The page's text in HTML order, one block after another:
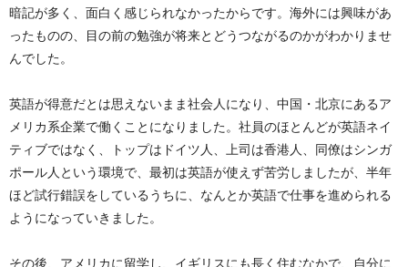
暗記が多く、面白く感じられなかったからです。海外には興味があ
ったものの、目の前の勉強が将来とどうつながるのかがわかりませ
んでした。
英語が得意だとは思えないまま社会人になり、中国・北京にあるア
メリカ系企業で働くことになりました。社員のほとんどが英語ネイ
ティブではなく、トップはドイツ人、上司は香港人、同僚はシンガ
ポール人という環境で、最初は英語が使えず苦労しましたが、半年
ほど試行錯誤をしているうちに、なんとか英語で仕事を進められる
ようになっていきました。
その後、アメリカに留学し、イギリスにも長く住むなかで、自分に